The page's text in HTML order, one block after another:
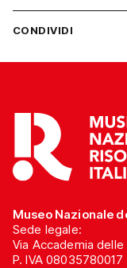
CONDIVIDI
Museo Nazionale
Sede legale:
Via Accademia delle
P. IVA 08035780017